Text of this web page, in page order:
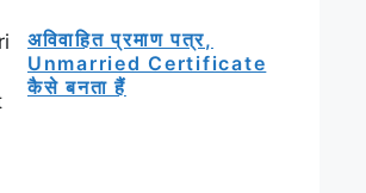
अविवाहित प्रमाण पत्र,
Unmarried Certificate
कैसे बनता हैं